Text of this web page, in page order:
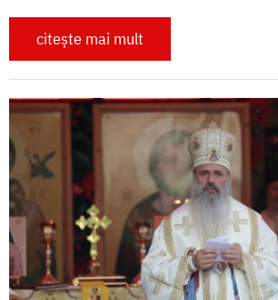
citește mai mult